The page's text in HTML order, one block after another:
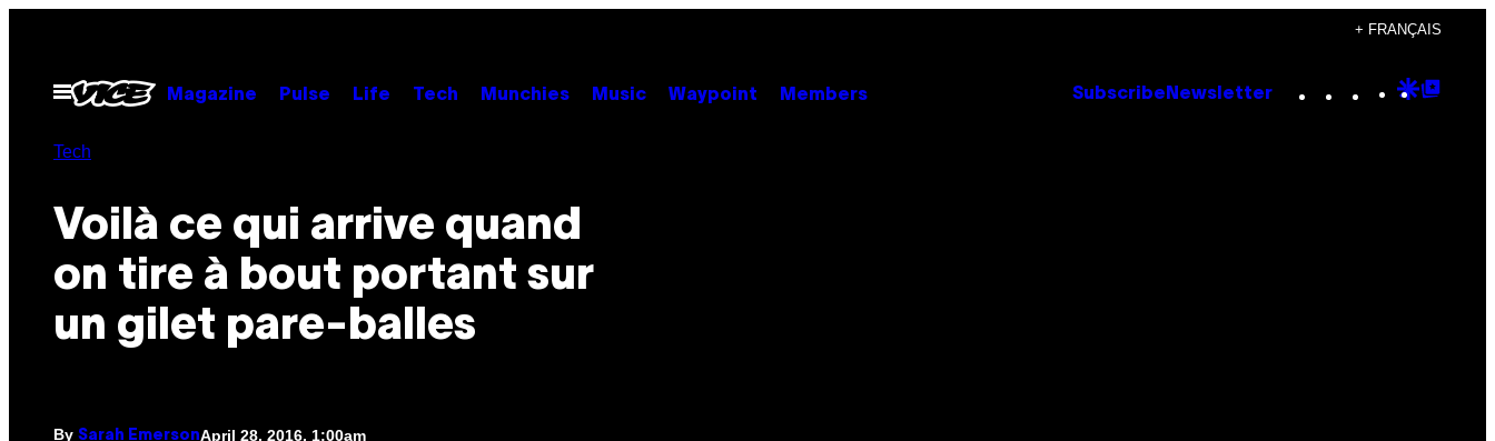
content
+ FRANÇAIS
Open
Menu
Magazine Pulse Life Tech Munchies Music Waypoint Members Subscribe Newsletter Instagram
TikTok
YouTube
Google
Tech
Voilà ce qui arrive quand
on tire à bout portant sur
un gilet pare-balles
By Sarah EmersonApril 28, 2016, 1:00am